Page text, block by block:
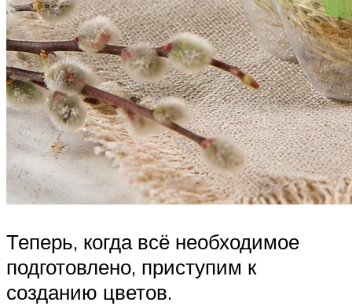
Теперь, когда всё необходимое
подготовлено, приступим к
созданию цветов.